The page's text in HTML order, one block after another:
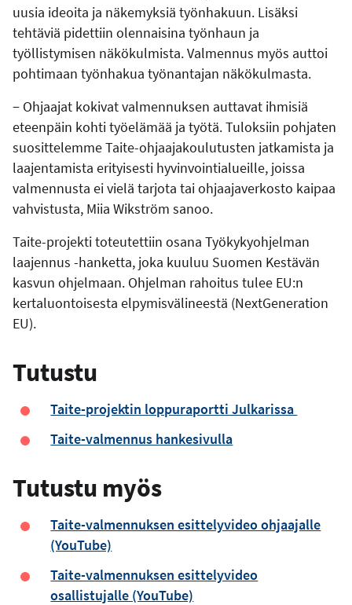
uusia ideoita ja näkemyksiä työnhakuun. Lisäksi
tehtäviä pidettiin olennaisina työnhaun ja
työllistymisen näkökulmista. Valmennus myös auttoi
pohtimaan työnhakua työnantajan näkökulmasta.
− Ohjaajat kokivat valmennuksen auttavat ihmisiä
eteenpäin kohti työelämää ja työtä. Tuloksiin pohjaten
suosittelemme Taite-ohjaajakoulutusten jatkamista ja
laajentamista erityisesti hyvinvointialueille, joissa
valmennusta ei vielä tarjota tai ohjaajaverkosto kaipaa
vahvistusta, Miia Wikström sanoo.
Taite-projekti toteutettiin osana Työkykyohjelman
laajennus -hanketta, joka kuuluu Suomen Kestävän
kasvun ohjelmaan. Ohjelman rahoitus tulee EU:n
kertaluontoisesta elpymisvälineestä (NextGeneration
EU).
Tutustu
Taite-projektin loppuraportti Julkarissa
Taite-valmennus hankesivulla
Tutustu myös
Taite-valmennuksen esittelyvideo ohjaajalle
(YouTube)
Taite-valmennuksen esittelyvideo
osallistujalle (YouTube)